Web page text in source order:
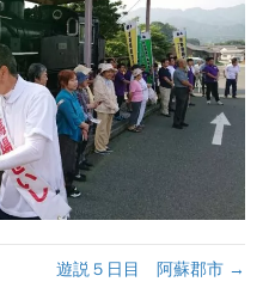
遊説５日目 阿蘇郡市 →